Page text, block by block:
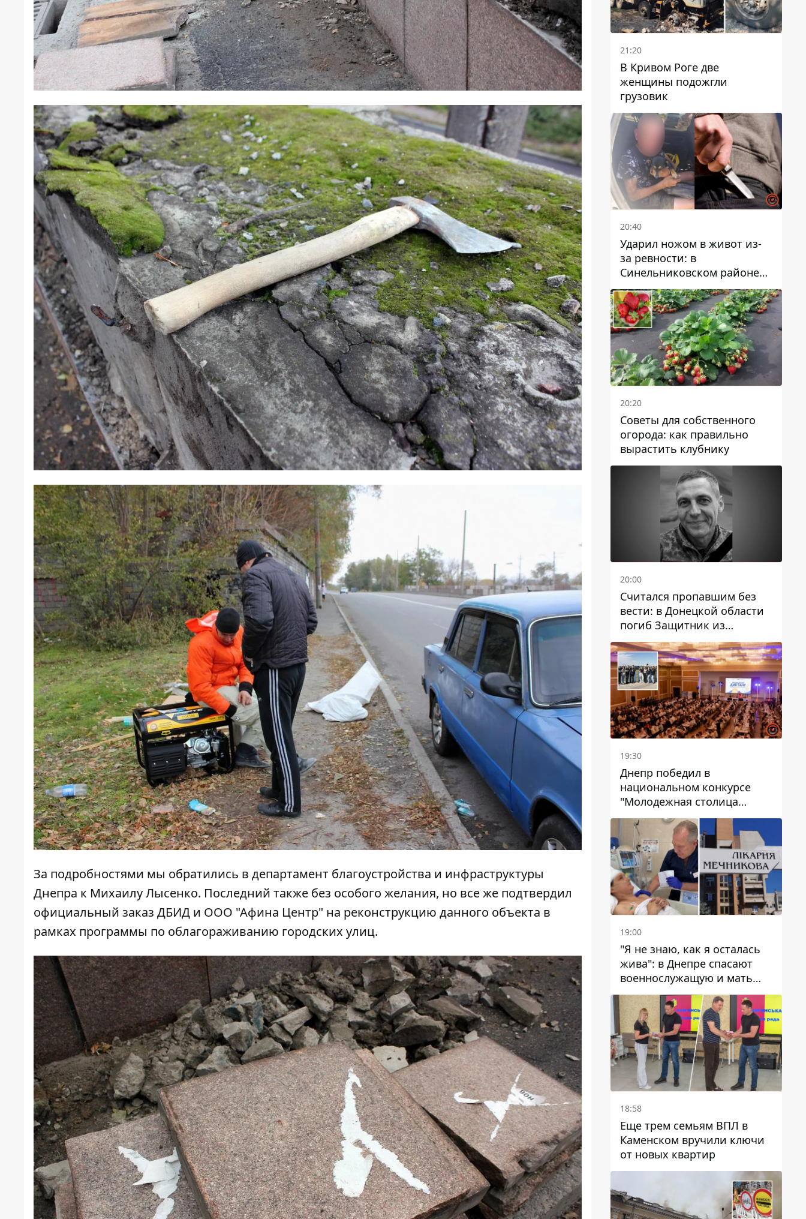
За подробностями мы обратились в департамент благоустройства и инфраструктуры
Днепра к Михаилу Лысенко. Последний также без особого желания, но все же подтвердил
официальный заказ ДБИД и ООО "Афина Центр" на реконструкцию данного объекта в
рамках программы по облагораживанию городских улиц.
21:20
В Кривом Роге две
женщины подожгли
грузовик
20:40
Ударил ножом в живот из-
за ревности: в
Синельниковском районе
задержали 49-летнего
мужчину за убийство
20:20
Советы для собственного
огорода: как правильно
вырастить клубнику
20:00
Считался пропавшим без
вести: в Донецкой области
погиб Защитник из
Каменского Антон
Красовский
19:30
Днепр победил в
национальном конкурсе
"Молодежная столица
Украины – 2026"
19:00
"Я не знаю, как я осталась
жива": в Днепре спасают
военнослужащую и мать
четверых детей, которую
ранил КАБ
18:58
Еще трем семьям ВПЛ в
Каменском вручили ключи
от новых квартир